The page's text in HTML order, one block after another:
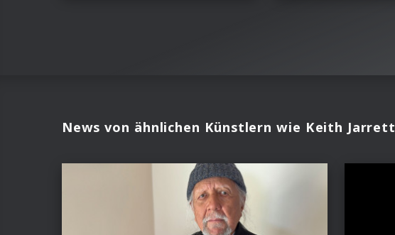
News von ähnlichen Künstlern wie Keith Jarrett